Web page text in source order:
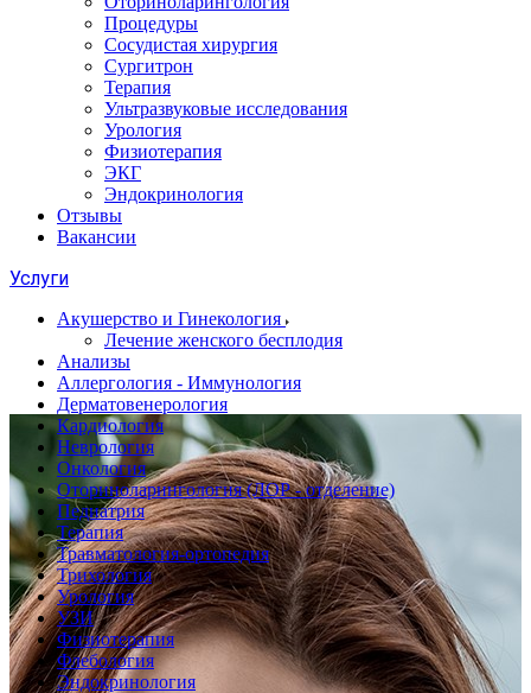
Процедуры
Сосудистая хирургия
Сургитрон
Терапия
Ультразвуковые исследования
Урология
Физиотерапия
ЭКГ
Эндокринология
Отзывы
Вакансии
Услуги
Акушерство и Гинекология
Лечение женского бесплодия
Анализы
Аллергология - Иммунология
Дерматовенерология
Кардиология
Неврология
Онкология
Оториноларингология (ЛОР - отделение)
Педиатрия
Терапия
Травматология-ортопедия
Трихология
Урология
УЗИ
Физиотерапия
Флебология
Эндокринология